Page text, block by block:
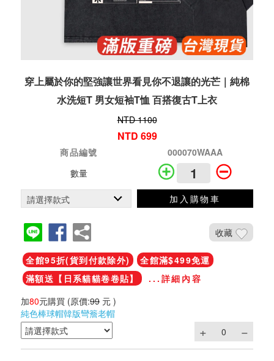
穿上屬於你的堅強讓世界看見你不退讓的光芒｜純棉
水洗短T 男女短袖T恤 百搭復古T上衣
NTD 1100
NTD 699
商品編號
000070WAAA
數量
加入購物車
收藏
全館95折(貨到付款除外)
全館滿$499免運
滿額送【日系貓貓卷卷貼】
...詳細內容
加80元購買 (原價:99 元 )
純色棒球帽韓版彎簷老帽